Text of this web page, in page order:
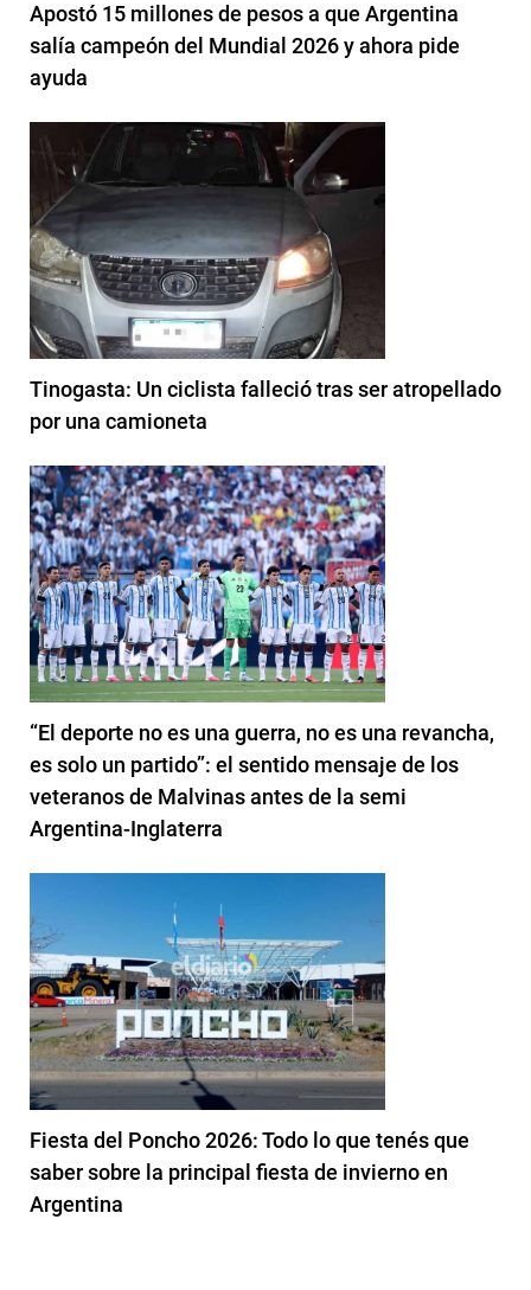
Apostó 15 millones de pesos a que Argentina
salía campeón del Mundial 2026 y ahora pide
ayuda
Tinogasta: Un ciclista falleció tras ser atropellado
por una camioneta
“El deporte no es una guerra, no es una revancha,
es solo un partido”: el sentido mensaje de los
veteranos de Malvinas antes de la semi
Argentina-Inglaterra
Fiesta del Poncho 2026: Todo lo que tenés que
saber sobre la principal fiesta de invierno en
Argentina